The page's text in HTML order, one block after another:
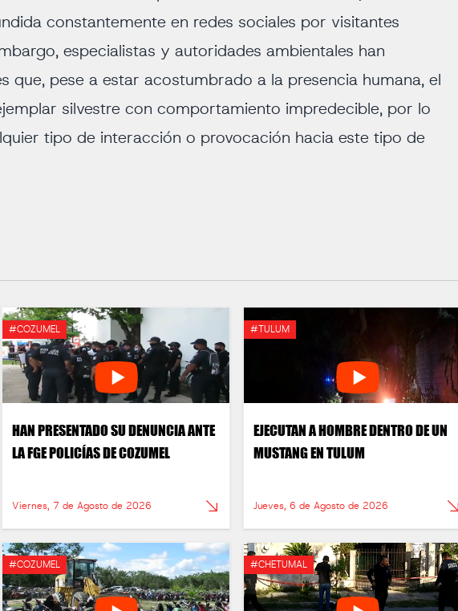
constantemente en redes sociales por visitantes
especialistas y autoridades ambientales han
que, pese a estar acostumbrado a la presencia humana, el
silvestre con comportamiento impredecible, por lo
tipo de interacción o provocación hacia este tipo de
#COZUMEL
HAN PRESENTADO SU DENUNCIA ANTE
LA FGE POLICÍAS DE COZUMEL
Viernes, 7 de Agosto de 2026
#TULUM
EJECUTAN A HOMBRE DENTRO DE UN
MUSTANG EN TULUM
Jueves, 6 de Agosto de 2026
#COZUMEL #CHETUMAL